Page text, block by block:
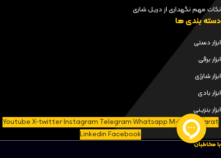
نکات مهم نگهداری از دریل شاری
دسته بندی ها
ابزار دستی
ابزار برقی
ابزار شارژی
ابزار بادی
ابزار بنزینی
YoutubeX-twitterInstagram TelegramWhatsappM-icon-aparat
LinkedinFacebook
با مخاطبان